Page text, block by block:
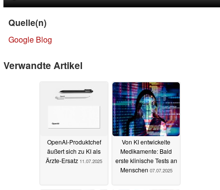
Quelle(n)
Google Blog
Verwandte Artikel
OpenAI-Produktchef
äußert sich zu KI als
Ärzte-Ersatz 11.07.2025
Von KI entwickelte
Medikamente: Bald
erste klinische Tests an
Menschen 07.07.2025